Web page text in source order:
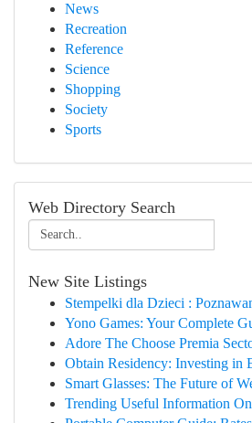
News
Recreation
Reference
Science
Shopping
Society
Sports
Web Directory Search
New Site Listings
Stempelki dla Dzieci :
Yono Games: Your Complete
Adore The Choose Premia
Obtain Residency: Investing in
Smart Glasses: The Future of
Trending Useful Information